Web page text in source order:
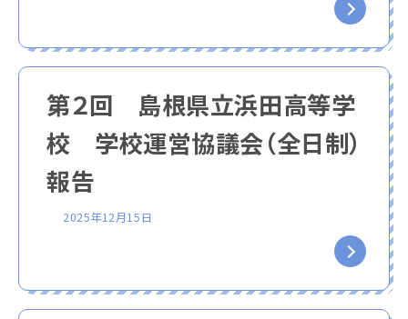
第２回 島根県立浜田高等学
校 学校運営協議会（全日制）
報告
2025年12月15日